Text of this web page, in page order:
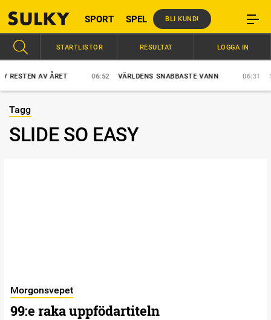
SPORT SPEL BLI KUND!
AV ÅRET VÄRLDENS SNABBASTE VANN
STARTLISTOR RESULTAT LOGGA IN
Tagg
SLIDE SO EASY
Morgonsvepet
99:e raka uppfödartiteln